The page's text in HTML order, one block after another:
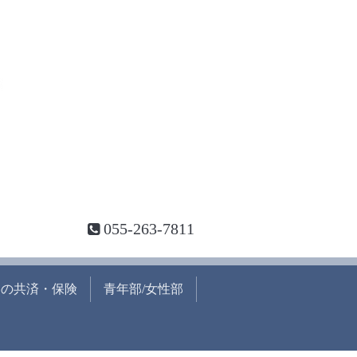
055-263-7811
共済・保険 青年部/女性部